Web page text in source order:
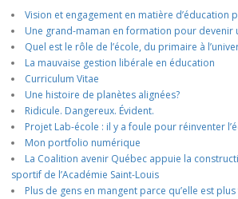
Vision et engagement en matière d’éducation
Une grand-maman en formation pour devenir
Quel est le rôle de l’école, du primaire à
La mauvaise gestion libérale en éducation
Curriculum Vitae
Une histoire de planètes alignées?
Ridicule. Dangereux. Évident.
Projet Lab-école : il y a foule pour réinventer
Mon portfolio numérique
La Coalition avenir Québec appuie la
sportif de l’Académie Saint-Louis
Plus de gens en mangent parce qu’elle est